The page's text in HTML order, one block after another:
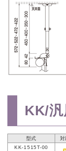
KK/
型式 対
KK-1515T-00